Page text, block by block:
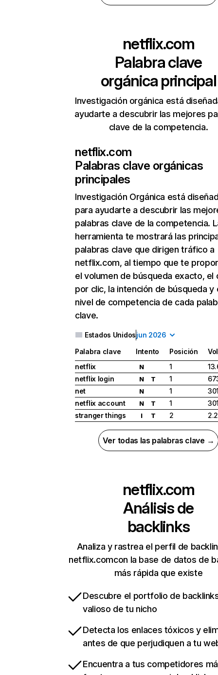
netflix.com
Palabra clave
orgánica principal
Investigación orgánica está
ayudarte a descubrir las mejores
clave de la competencia.
netflix.com
Palabras clave orgánicas
principales
Investigación Orgánica está
para ayudarte a descubrir las
palabras clave de la competencia.
herramienta te mostrará las
palabras clave que dirigen tráfico a
netflix.com, al tiempo que te
el volumen de búsqueda exacto, el
por clic, la intención de búsqueda y
nivel de competencia de cada
clave.
Estados Unidosjun 2026
Palabra clave Intento Posición
netflix
N 1
netflix login
N T 1
net
N 1
netflix account
N T 1
stranger things
I T 2
Ver todas las palabras clave →
netflix.com
Análisis de
backlinks
Analiza y rastrea el perfil de
netflix.comcon la base de datos de
más rápida que existe
Descubre el portfolio de
valioso de tu nicho
Detecta los enlaces tóxicos y
antes de que perjudiquen a tu
Encuentra a tus competidores